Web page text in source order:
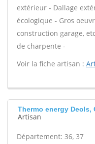
extérieur - Dallage
écologique - Gros
construction garage,
de charpente -
Voir la fiche artisan :
Thermo energy
Artisan
Département: 36, 37